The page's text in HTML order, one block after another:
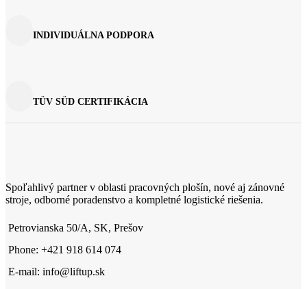
INDIVIDUÁLNA PODPORA
TÜV SÜD CERTIFIKÁCIA
Spoľahlivý partner v oblasti pracovných plošín, nové aj zánovné
stroje, odborné poradenstvo a kompletné logistické riešenia.
Petrovianska 50/A, SK, Prešov
Phone: +421 918 614 074
E-mail: info@liftup.sk